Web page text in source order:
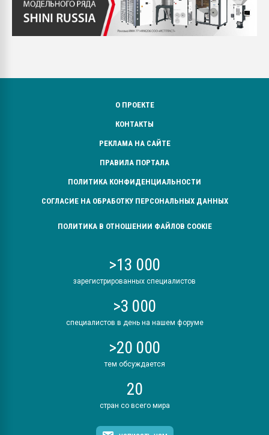
О ПРОЕКТЕ
КОНТАКТЫ
РЕКЛАМА НА САЙТЕ
ПРАВИЛА ПОРТАЛА
ПОЛИТИКА КОНФИДЕНЦИАЛЬНОСТИ
СОГЛАСИЕ НА ОБРАБОТКУ ПЕРСОНАЛЬНЫХ ДАННЫХ
ПОЛИТИКА В ОТНОШЕНИИ ФАЙЛОВ COOKIE
>13 000
зарегистрированных специалистов
>3 000
специалистов в день на нашем форуме
>20 000
тем обсуждается
20
стран со всего мира